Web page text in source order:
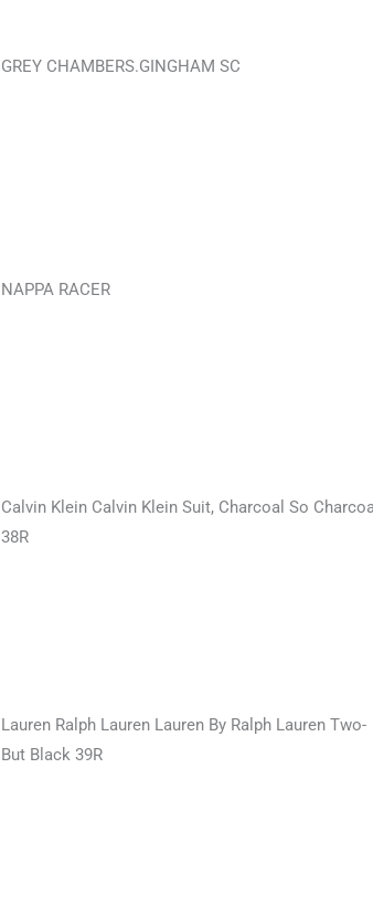
GREY CHAMBERS.GINGHAM SC
NAPPA RACER
Calvin Klein Calvin Klein Suit, Charcoal So
38R
Lauren Ralph Lauren Lauren By Ralph Lauren Two-
But Black 39R